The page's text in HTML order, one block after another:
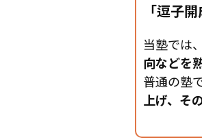
「逗子
当塾では
向などを
普通の塾
上げ、そ